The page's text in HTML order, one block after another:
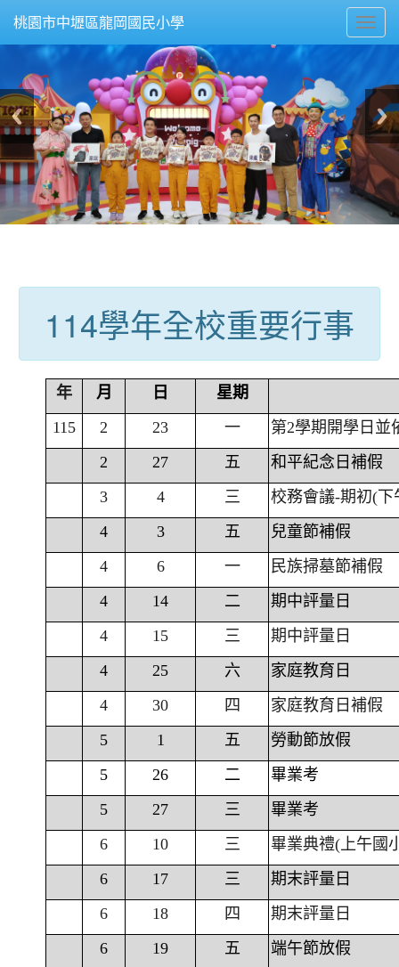
桃園市中壢區龍岡國民小學
114學年全校重要行事
年 月 日
星期
115
2 23 一
第2學期開學日並
2
27 五
和平紀念日補假
3
4 三
校務會議-期初(下
4
3 五
兒童節補假
4
6 一
民族掃墓節補假
4
14 二
期中評量日
4
15 三
期中評量日
4
25 六
家庭教育日
4
30 四
家庭教育日補假
5
1 五
勞動節放假
5
26 二
畢業考
5
27 三
畢業考
6
10 三
畢業典禮(上午國
6
17 三
期末評量日
6
18 四
期末評量日
6
19 五
端午節放假